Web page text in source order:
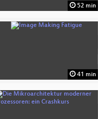
52 min
41 min